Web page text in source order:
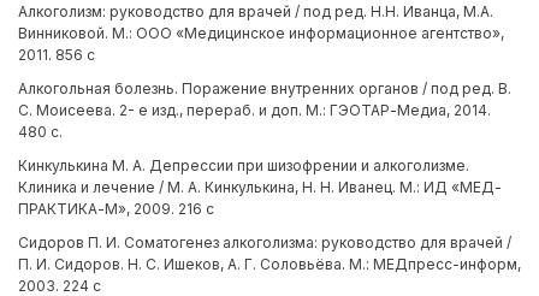
Алкоголизм: руководство для врачей / под ред. Н.Н. Иванца, М.А.
Винниковой. М.: ООО «Медицинское информационное агентство»,
2011. 856 с
Алкогольная болезнь. Поражение внутренних органов / под ред. В.
С. Моисеева. 2- е изд., перераб. и доп. М.: ГЭОТАР-Медиа, 2014.
480 с.
Кинкулькина М. А. Депрессии при шизофрении и алкоголизме.
Клиника и лечение / М. А. Кинкулькина, Н. Н. Иванец. М.: ИД «МЕД-
ПРАКТИКА-М», 2009. 216 с
Сидоров П. И. Соматогенез алкоголизма: руководство для врачей /
П. И. Сидоров. Н. С. Ишеков, А. Г. Соловьёва. М.: МЕДпресс-информ,
2003. 224 с